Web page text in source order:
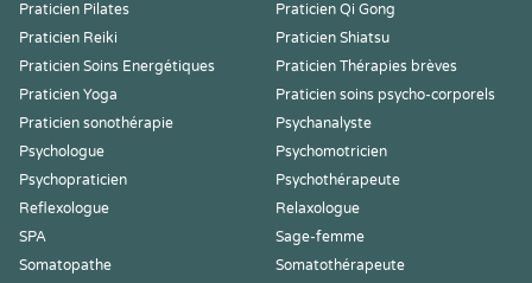
Praticien Pilates
Praticien Qi Gong
Praticien Reiki
Praticien Shiatsu
Praticien Soins Energétiques
Praticien Thérapies brèves
Praticien Yoga
Praticien soins psycho-corporels
Praticien sonothérapie
Psychanalyste
Psychologue
Psychomotricien
Psychopraticien
Psychothérapeute
Reflexologue
Relaxologue
SPA
Sage-femme
Somatopathe
Somatothérapeute